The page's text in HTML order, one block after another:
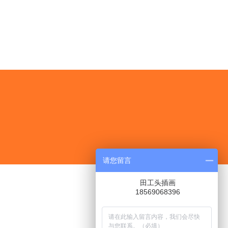
请您留言
田工头插画
18569068396